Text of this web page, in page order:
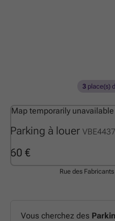
Parking à louer
60 €
3place(s)
Map temporarily unavailable
Rue des
Vous cherchez des